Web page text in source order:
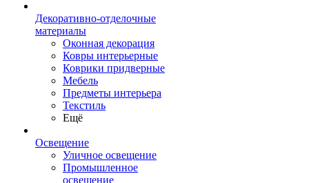
Декоративно-отделочные
материалы
Оконная декорация
Ковры интерьерные
Коврики придверные
Мебель
Предметы интерьера
Текстиль
Ещё
Освещение
Уличное освещение
Промышленное
освещение